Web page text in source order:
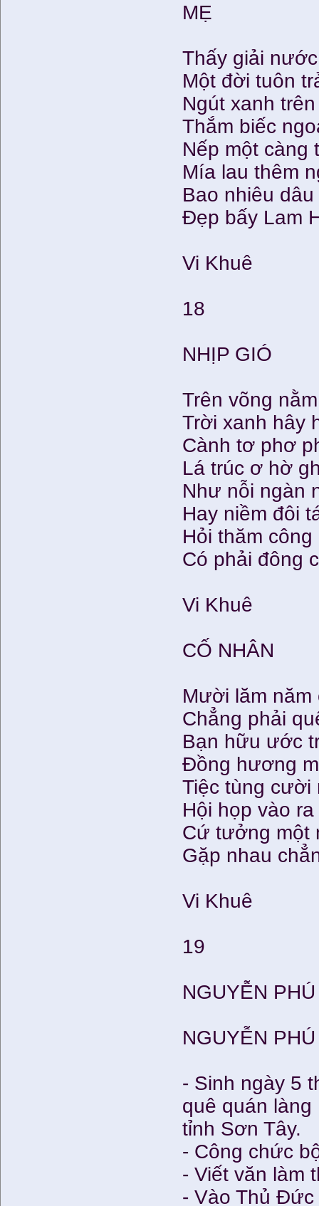
MẸ
Thấy giải
Một đời tuôn
Ngút xanh
Thắm biếc
Nếp một càng
Mía lau thêm
Bao nhiêu
Đẹp bấy Lam
Vi Khuê
18
NHỊP GIÓ
Trên võng
Trời xanh hây
Cành tơ phơ
Lá trúc ơ hờ
Như nỗi ngàn
Hay niềm đôi
Hỏi thăm
Có phải đông
Vi Khuê
CỐ NHÂN
Mười lăm năm
Chẳng phải
Bạn hữu ước
Đồng hương
Tiệc tùng cười
Hội họp vào
Cứ tưởng một
Gặp nhau
Vi Khuê
19
NGUYỄN
NGUYỄN
- Sinh ngày 5
quê quán
tỉnh Sơn Tây.
- Công chức
- Viết văn làm
- Vào Thủ Đức